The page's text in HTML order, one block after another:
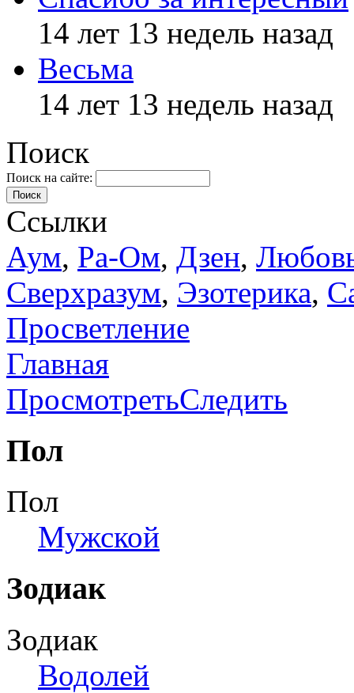
14 лет 13 недель назад
Весьма
14 лет 13 недель назад
Поиск
Поиск на сайте:
Поиск
Ссылки
Аум, Ра-Ом, Дзен,
Сверхразум, Эзотерика,
Просветление
Главная
ПросмотретьСледить
Пол
Пол
Мужской
Зодиак
Зодиак
Водолей